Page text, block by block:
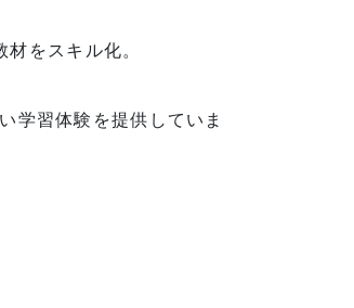
をスキル化。
学習体験を提供していま